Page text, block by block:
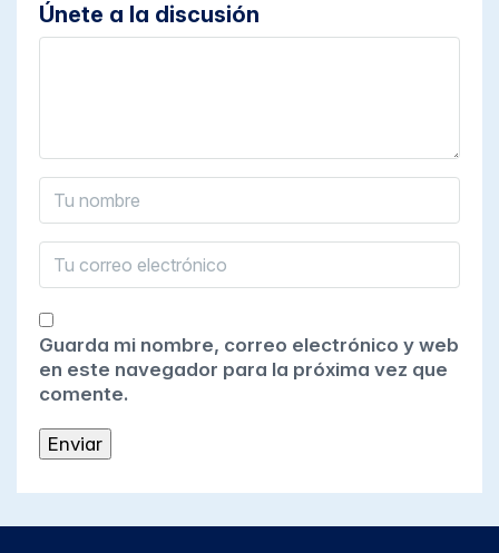
Únete a la discusión
Guarda mi nombre, correo electrónico y web
en este navegador para la próxima vez que
comente.